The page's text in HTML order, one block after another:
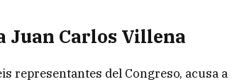
Juan Carlos Villena
representantes del Congreso, acusa a